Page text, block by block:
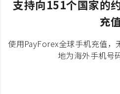
支持向151个国家的
充
使用PayForex全球手机充值，
地为海外手机号